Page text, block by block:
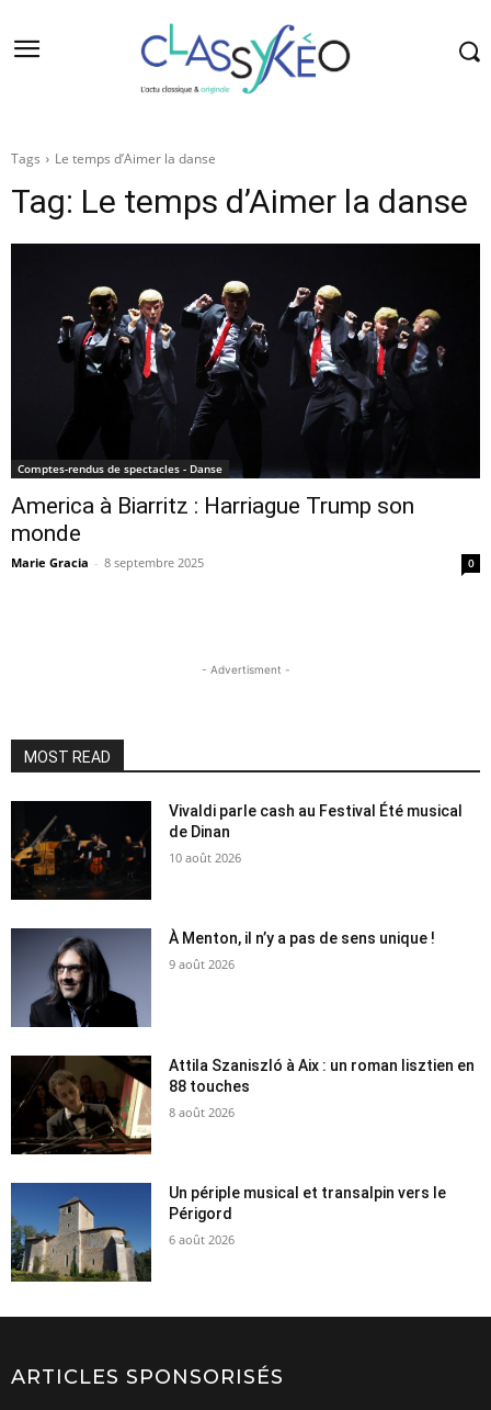
Tags Le temps d’Aimer la danse
Tag: Le temps d’Aimer la danse
Comptes-rendus de spectacles - Danse
America à Biarritz : Harriague Trump son
monde
Marie Gracia - 8 septembre 2025 0
- Advertisment -
MOST READ
Vivaldi parle cash au Festival Été musical
de Dinan
10 août 2026
À Menton, il n’y a pas de sens unique !
9 août 2026
Attila Szaniszló à Aix : un roman lisztien en
88 touches
8 août 2026
Un périple musical et transalpin vers le
Périgord
6 août 2026
ARTICLES SPONSORISÉS